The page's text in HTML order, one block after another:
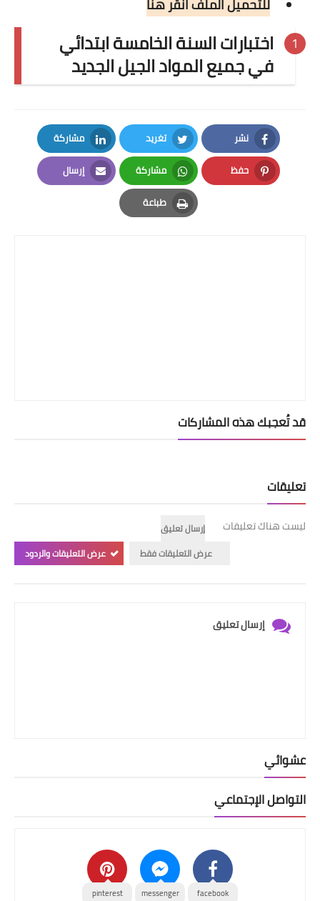
اختبارات السنة الخامسة ابتدائي
في جميع المواد الجيل الجديد
نشر
Facebook
تغريد
Twitter
مشاركة
LinkedIn
حفظ
Pinterest
مشاركة
Whatsapp
إرسال
Email
طباعة
Print
قد تُعجبك هذه المشاركات
تعليقات
ليست هناك تعليقات
إرسال تعليق
عرض التعليقات فقط
عرض التعليقات والردود
إرسال تعليق
عشوائي
التواصل الإجتماعي
facebook
messenger
pinterest